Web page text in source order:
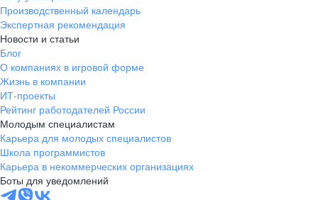
+7 423 202-33-28
pr@dv.hh.ru
Новосибирск
ул. Большевистская, д. 35,
помещение 21
+7 383 207-94-64
pr@nsk.hh.ru
Минск
пр-т Дзержинского, д. 57,
Производственный календарь
Экспертная рекомендация
Новости и статьи
Блог
О компаниях в игровой форме
Жизнь в компании
ИТ-проекты
Рейтинг работодателей России
Молодым специалистам
Карьера для молодых специалистов
Школа программистов
Карьера в некоммерческих организациях
Боты для уведомлений